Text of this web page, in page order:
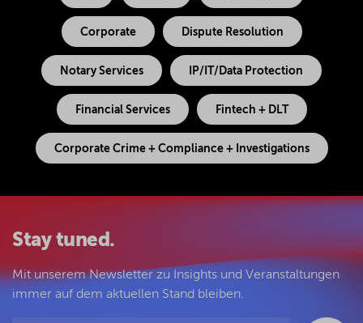
Corporate Dispute Resolution
Notary Services IP/IT/Data Protection
Financial Services Fintech + DLT
Corporate Crime + Compliance + Investigations
Stay tuned.
Mit unserem Newsletter zu Insights und Veranstaltungen
immer auf dem aktuellen Stand bleiben.